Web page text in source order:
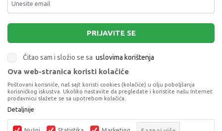
PRIJAVITE SE
Čitao sam i složio se sa uslovima korištenja
Terms of Service
apply.
Ova web-stranica koristi kolačiće
Poštovani korisniče, naš sajt koristi cookies (kolačiće) u cilju poboljšanja
korisničkog iskustva. Ukoliko nastavite da pregledate i koristite našu Internet
prodavnicu slažete se sa upotrebom kolačića.
Detaljnije